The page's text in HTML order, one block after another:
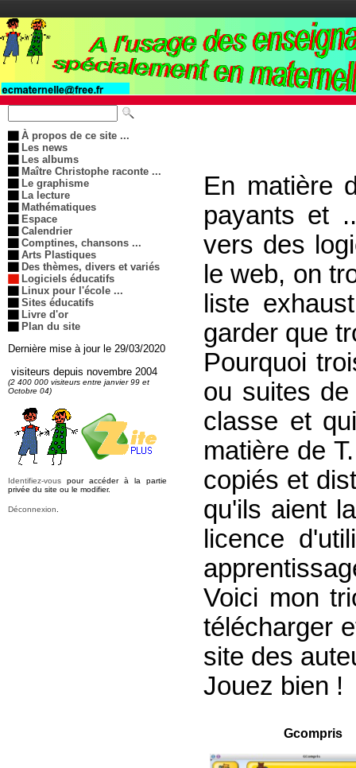
À propos de ce site ...
Les news
Les albums
Maître Christophe raconte ...
Le graphisme
La lecture
Mathématiques
Espace
Calendrier
Comptines, chansons ...
Arts Plastiques
Des thèmes, divers et variés
Logiciels éducatifs
Linux pour l'école ...
Sites éducatifs
Livre d'or
Plan du site
Dernière mise à jour le 29/03/2020
visiteurs depuis novembre 2004
(2 400 000 visiteurs entre janvier 99 et
Octobre 04)
Identifiez-vous pour accéder à la partie
privée du site ou le modifier.
Déconnexion
En matière
payants et
vers des
le web, on
liste
garder que
Pourquoi
ou suites
classe et
matière de
copiés et
qu'ils aient
licence
Voici mon
télécharger
site des
Jouez bien !
Gcompris